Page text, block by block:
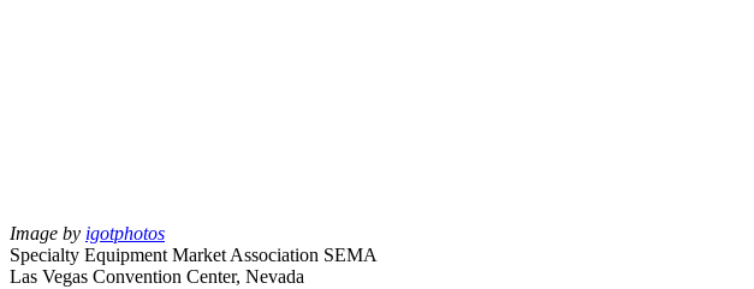
Image by igotphotos
Specialty Equipment Market Association SEMA
Las Vegas Convention Center, Nevada